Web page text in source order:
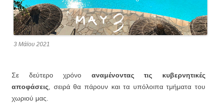
3 Μάϊου 2021
Σε δεύτερο χρόνο αναμένοντας τις κυβερνητικές
αποφάσεις , σειρά θα πάρουν και τα υπόλοιπα τμήματα του
χωριού μας.